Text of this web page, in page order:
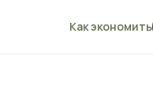
Как экономить